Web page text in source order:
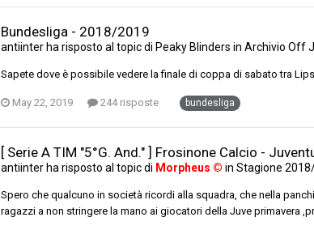
Bundesliga - 2018/2019
antiinter ha risposto al topic di Peaky Blinders in Archivio Off
Sapete dove è possibile vedere la finale di coppa di sabato tra
May 22, 2019 244 risposte bundesliga
[ Serie A TIM "5°G. And." ] Frosinone Calcio -
antiinter ha risposto al topic di Morpheus © in Stagione
Spero che qualcuno in società ricordi alla squadra, che nella
ragazzi a non stringere la mano ai giocatori della Juve primavera